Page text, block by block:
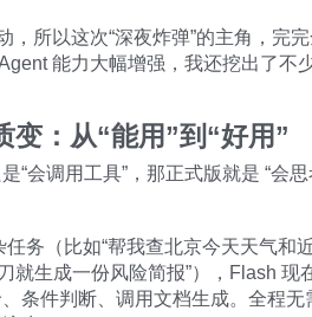
，所以这次“深夜炸弹”的主角，完
能力大幅增强，我还挖出了不
：从“能用”到“好用”
“会调用工具”，那正式版就是 “会
务（比如“帮我查北京今天天气和
就生成一份风险简报”），Flash 现
条件判断、调用文档生成。全程无